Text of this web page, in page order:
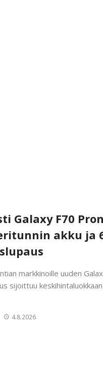
Galaxy F70
akku ja
markkinoille uuden
sijoittuu
4.8.2026